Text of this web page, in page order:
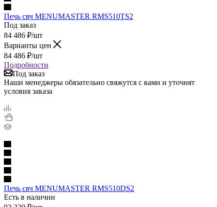
Печь свч MENUMASTER RMS510TS2
Под заказ
84 486 ₽/шт
Варианты цен
84 486 ₽/шт
Подробности
Под заказ
Наши менеджеры обязательно свяжутся с вами и уточнят
условия заказа
Печь свч MENUMASTER RMS510DS2
Есть в наличии